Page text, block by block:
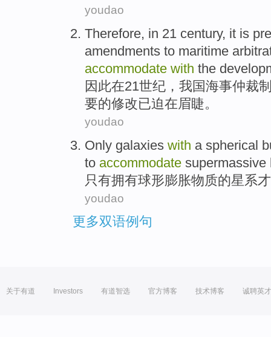
youdao
Therefore, in 21 century, it is
amendments to maritime
accommodate with the
因此在21世纪 ， 我国海事仲裁
要的修改已迫在眉睫。
youdao
Only galaxies with a spherical
to accommodate supermassive
只有拥有球形膨胀物质的星系
youdao
更多双语例句
关于有道 Investors 有道智选 官方博客 技术博客 诚聘英才